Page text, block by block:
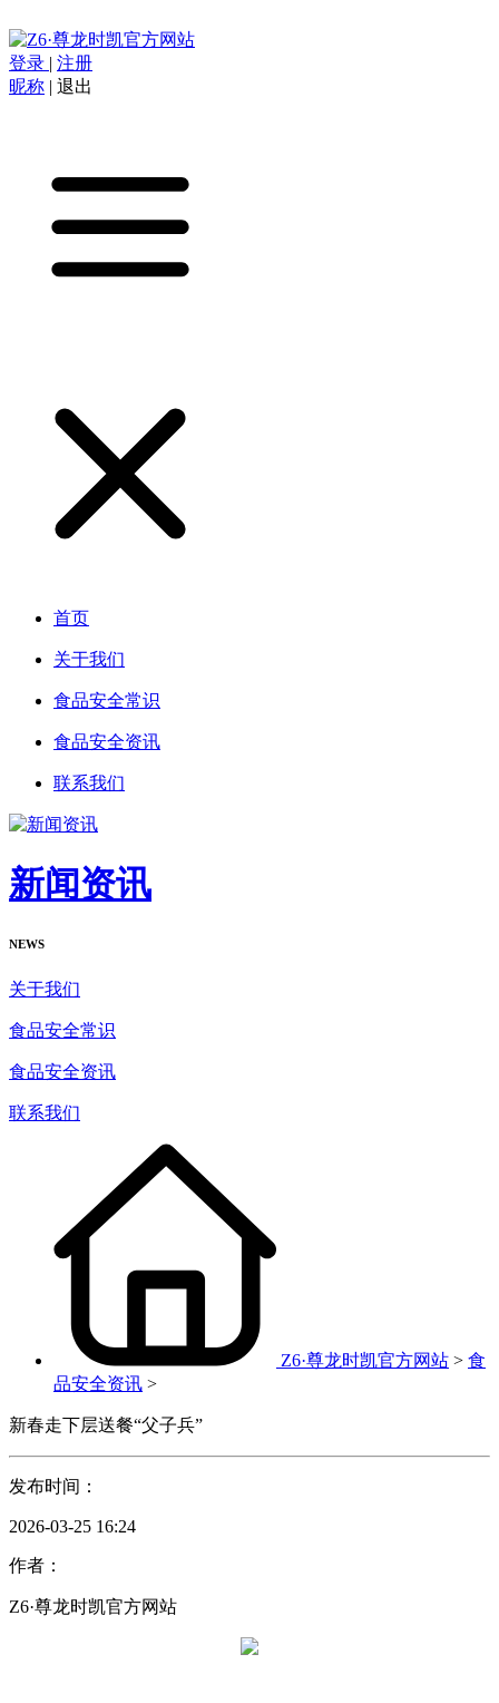
登录 | 注册
昵称 | 退出
首页
关于我们
食品安全常识
食品安全资讯
联系我们
新闻资讯
NEWS
关于我们
食品安全常识
食品安全资讯
联系我们
Z6·尊龙时凯官方网站 > 食
品安全资讯 >
新春走下层送餐“父子兵”
发布时间：
2026-03-25 16:24
作者：
Z6·尊龙时凯官方网站